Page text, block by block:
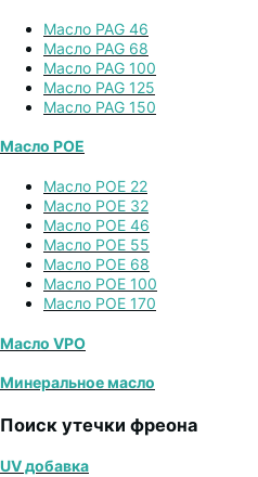
Масло PAG 46
Масло PAG 68
Масло PAG 100
Масло PAG 125
Масло PAG 150
Масло POE
Масло POE 22
Масло POE 32
Масло POE 46
Масло POE 55
Масло POE 68
Масло POE 100
Масло POE 170
Масло VPO
Минеральное масло
Поиск утечки фреона
UV добавка